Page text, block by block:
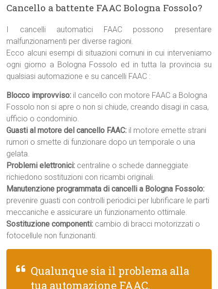
Cancello a battente FAAC Bologna Fossolo?
I cancelli automatici FAAC possono presentare
malfunzionamenti per diverse ragioni.
Ecco alcuni esempi di situazioni comuni in cui interveniamo
ogni giorno a Bologna Fossolo ed in tutta la provincia su
qualsiasi automazione e su cancelli FAAC :
Blocco improvviso: il cancello con motore FAAC a Bologna
Fossolo non si apre o non si chiude, creando disagi in casa,
ufficio o condominio.
Guasti al motore del cancello FAAC: il motore emette strani
rumori o smette di funzionare dopo un temporale o una
gelata.
Problemi elettronici: centraline o schede danneggiate
richiedono sostituzioni con ricambi originali.
Manutenzione programmata di cancelli a Bologna Fossolo:
prevenire guasti con controlli periodici per lubrificare le parti
meccaniche e assicurare un funzionamento ottimale.
Sostituzione componenti: cambio di bracci motorizzati o
fotocellule non funzionanti.
Qualunque sia il problema alla
tua automazione FAAC,